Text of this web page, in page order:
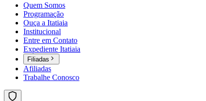
Quem Somos
Programação
Ouça a Itatiaia
Institucional
Entre em Contato
Expediente Itatiaia
Filiadas
Afiliadas
Trabalhe Conosco